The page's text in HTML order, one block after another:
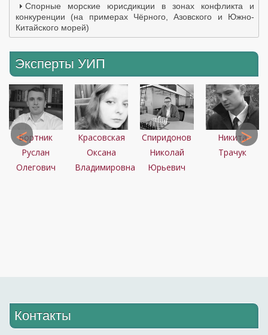
Спорные морские юрисдикции в зонах конфликта и
конкуренции (на примерах Чёрного, Азовского и Южно-
Китайского морей)
Эксперты УИП
Бортник
Руслан
Олегович
Красовская
Оксана
Владимировна
Спиридонов
Николай
Юрьевич
Никита
Трачук
Контакты